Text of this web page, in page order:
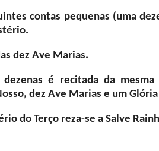
contas pequenas (uma
dez Ave Marias.
é recitada da
dez Ave Marias e um
do Terço reza-se a Salve